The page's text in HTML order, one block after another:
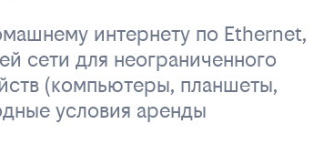
интернету по Ethernet,
сети для неограниченного
(компьютеры, планшеты,
условия аренды